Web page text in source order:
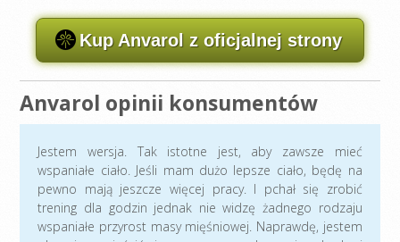
Kup Anvarol z oficjalnej strony
Anvarol opinii konsumentów
Jestem wersja. Tak istotne jest, aby zawsze mieć
wspaniałe ciało. Jeśli mam dużo lepsze ciało, będę na
pewno mają jeszcze więcej pracy. I pchał się zrobić
trening dla godzin jednak nie widzę żadnego rodzaju
wspaniałe przyrost masy mięśniowej. Naprawdę, jestem